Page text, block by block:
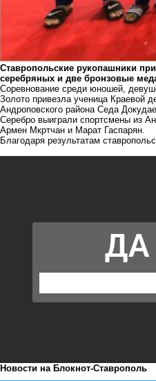
Ставропольские рукопашники
серебряных и две бронзовые
Соревнование среди юношей,
Золото привезла ученица Краевой
Андроповского района Седа
Серебро выиграли спортсмены из
Армен Мкртчан и Марат Гаспарян.
Благодаря результатам
Новости на Блoкнoт-Ставрополь